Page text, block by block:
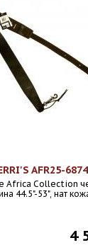
AFR25-6874
Africa Collection
44.5"-53", нат
4